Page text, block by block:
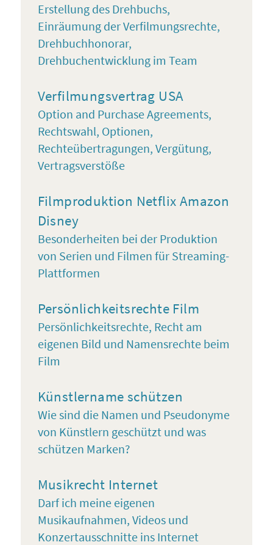
Erstellung des Drehbuchs,
Einräumung der Verfilmungsrechte,
Drehbuchhonorar,
Drehbuchentwicklung im Team
Verfilmungsvertrag USA
Option and Purchase Agreements,
Rechtswahl, Optionen,
Rechteübertragungen, Vergütung,
Vertragsverstöße
Filmproduktion Netflix Amazon
Disney
Besonderheiten bei der Produktion
von Serien und Filmen für Streaming-
Plattformen
Persönlichkeitsrechte Film
Persönlichkeitsrechte, Recht am
eigenen Bild und Namensrechte beim
Film
Künstlername schützen
Wie sind die Namen und Pseudonyme
von Künstlern geschützt und was
schützen Marken?
Musikrecht Internet
Darf ich meine eigenen
Musikaufnahmen, Videos und
Konzertausschnitte ins Internet